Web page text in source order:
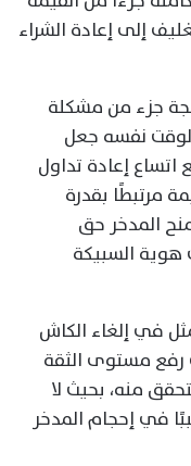
إلى إعادة الشراء
جزء من مشكلة
نفسه جعل
إعادة تداول
مرتبطًا بقدرة
المدخر حق
هوية السبيكة
في إلغاء الكاش
رفع مستوى الثقة
منه، بحيث لا
في إحجام المدخر